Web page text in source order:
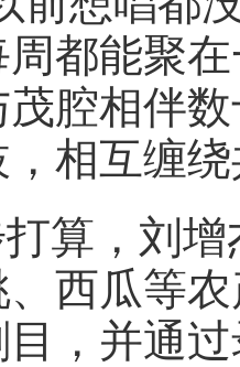
都能聚
腔相伴
相互缠
算，刘
西瓜等
，并通